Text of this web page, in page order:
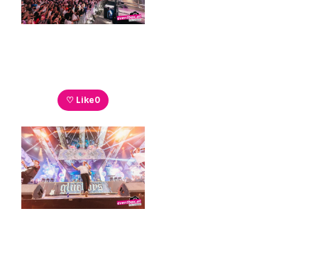
♡ Like0